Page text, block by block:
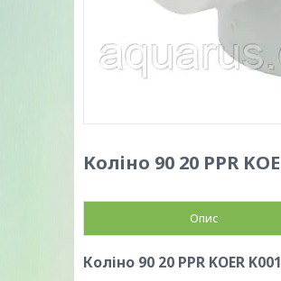
Коліно 90 20 PPR
Опис
Коліно 90 20 PPR KOER